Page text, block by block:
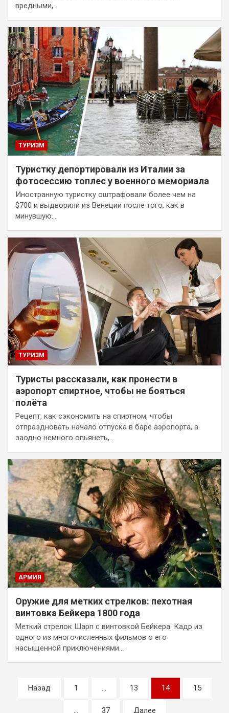
вредными,…
ТУРИЗМ
Туристку депортировали из Италии за
фотосессию топлес у военного мемориала
Иностранную туристку оштрафовали более чем на
$700 и выдворили из Венеции после того, как в
минувшую…
ТУРИЗМ
Туристы рассказали, как пронести в
аэропорт спиртное, чтобы не бояться
полёта
Рецепт, как сэкономить на спиртном, чтобы
отпраздновать начало отпуска в баре аэропорта, а
заодно немного опьянеть,…
АРМИЯ
Оружие для метких стрелков: пехотная
винтовка Бейкера 1800 года
Меткий стрелок Шарп с винтовкой Бейкера. Кадр из
одного из многочисленных фильмов о его
насыщенной приключениями…
Пагинация
записей
Назад 1 … 13 14 15
… 37 Далее